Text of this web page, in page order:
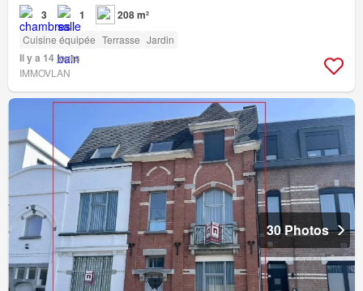
3 1 208 m²
Cuisine équipée Terrasse Jardin
Il y a 14 jours
IMMOVLAN
30 Photos